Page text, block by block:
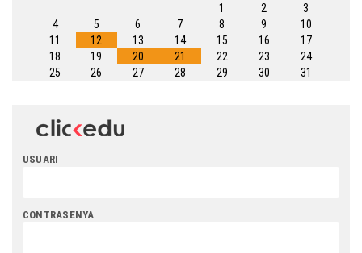
1
2
3
4
5 6 7 8 9
10
11
12 13 14 15 16
17
18
19 20 21 22 23
24
25
26 27 28 29 30 31
USUARI
CONTRASENYA